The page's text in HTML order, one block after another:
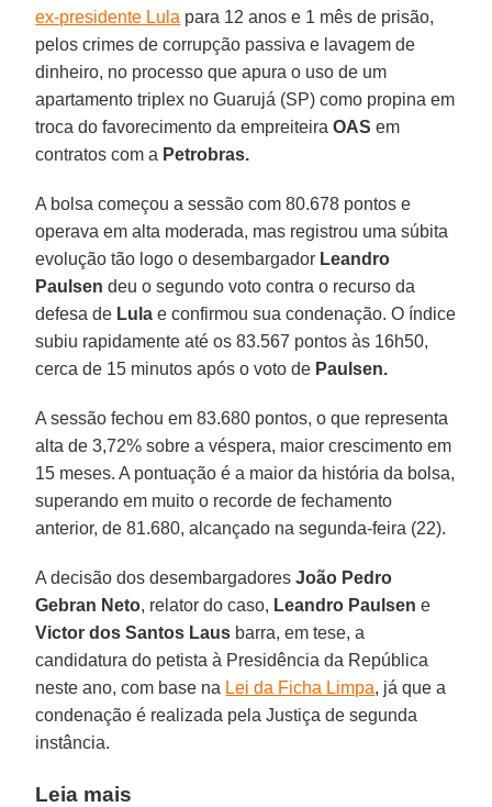
ex-presidente Lula para 12 anos e 1 mês de prisão,
pelos crimes de corrupção passiva e lavagem de
dinheiro, no processo que apura o uso de um
apartamento triplex no Guarujá (SP) como propina em
troca do favorecimento da empreiteiraOAS em
contratos com a Petrobras.
A bolsa começou a sessão com 80.678 pontos e
operava em alta moderada, mas registrou uma súbita
evolução tão logo o desembargador Leandro
Paulsen deu o segundo voto contra o recurso da
defesa de Lula e confirmou sua condenação. O índice
subiu rapidamente até os 83.567 pontos às 16h50,
cerca de 15 minutos após o voto de Paulsen.
A sessão fechou em 83.680 pontos, o que representa
alta de 3,72% sobre a véspera, maior crescimento em
15 meses. A pontuação é a maior da história da bolsa,
superando em muito o recorde de fechamento
anterior, de 81.680, alcançado na segunda-feira (22).
A decisão dos desembargadoresJoão Pedro
Gebran Neto, relator do caso, Leandro Paulsen e
Victor dos Santos Laus barra, em tese, a
candidatura do petista à Presidência da República
neste ano, com base na Lei da Ficha Limpa, já que a
condenação é realizada pela Justiça de segunda
instância.
Leia mais